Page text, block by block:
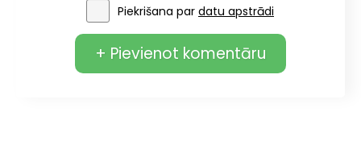
Piekrišana par datu apstrādi
+ Pievienot komentāru